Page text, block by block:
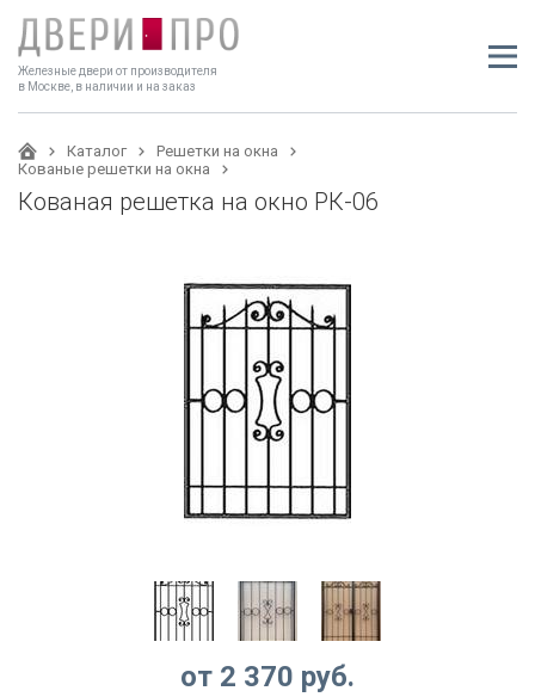
Железные двери от производителя
в Москве, в наличии и на заказ
Каталог
Решетки на окна
Кованые решетки на окна
Кованая решетка на окно РК-06
от 2 370 руб.